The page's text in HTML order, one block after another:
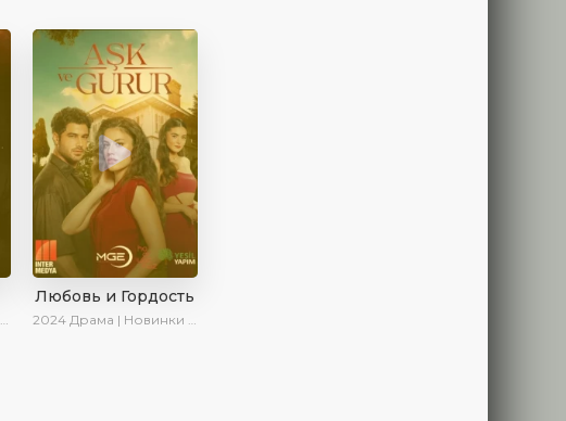
Любовь и Гордость
2024 Драма | Новинки | Сериалы 2024